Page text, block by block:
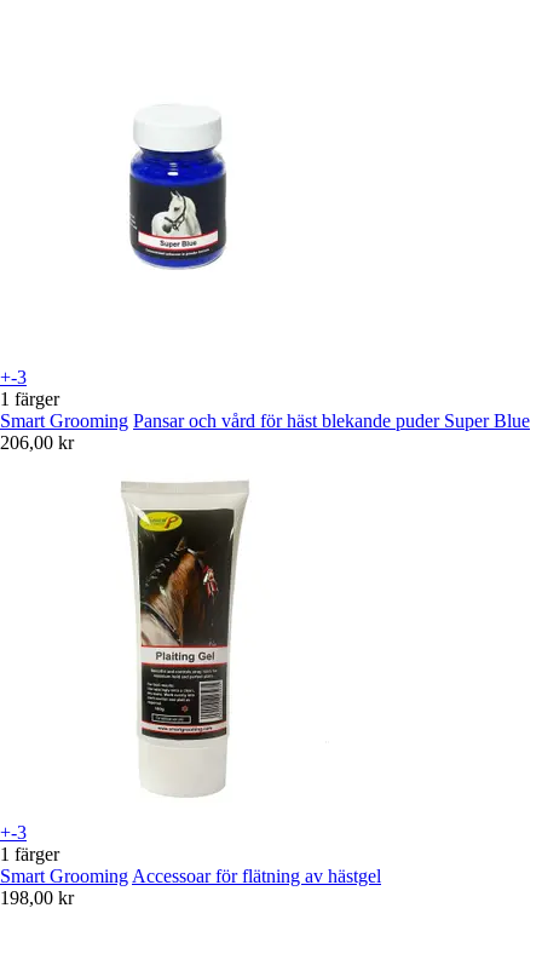
+-3
1 färger
Smart Grooming Pansar och vård för häst blekande puder Super Blue
206,00 kr
+-3
1 färger
Smart Grooming Accessoar för flätning av hästgel
198,00 kr